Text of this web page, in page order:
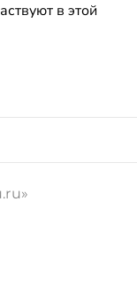
в этой